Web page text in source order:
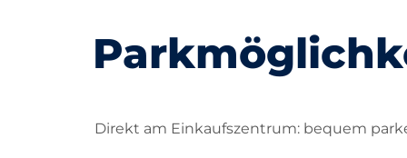
Direkt am Einkaufszentrum: bequem